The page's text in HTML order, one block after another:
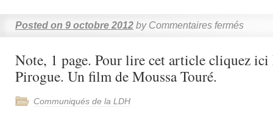
Posted on 9 octobre 2012 by Commentaires fermés
Note, 1 page. Pour lire cet article cliquez
Pirogue. Un film de Moussa Touré.
Communiqués de la LDH